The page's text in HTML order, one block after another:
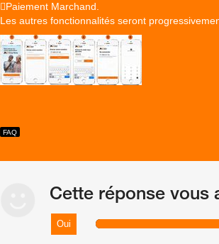
Paiement Marchand.
Les autres fonctionnalités seront
Cette réponse vous
Oui